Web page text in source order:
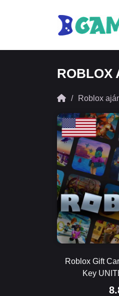
ROBLOX
Roblox
Roblox Gift
Key